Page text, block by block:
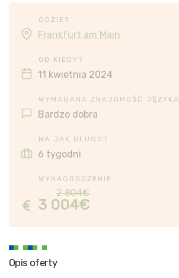
GDZIE?
Frankfurt am Main
OD KIEDY?
11 kwietnia 2024
WYMAGANA ZNAJOMOŚĆ JĘZYKA
Bardzo dobra
NA JAK DŁUGO?
6 tygodni
WYNAGRODZENIE
2 804€
3 004€
Opis oferty